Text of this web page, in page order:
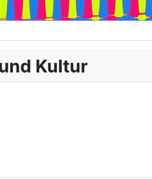
Kultur